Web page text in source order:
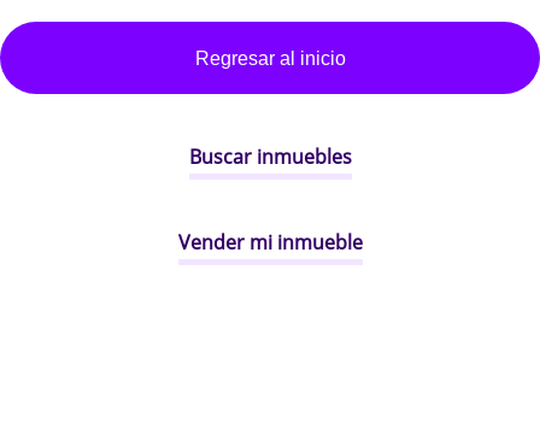
Regresar al inicio
Buscar inmuebles
Vender mi inmueble